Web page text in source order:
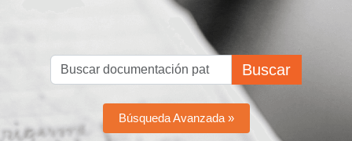
Buscar
Búsqueda Avanzada »